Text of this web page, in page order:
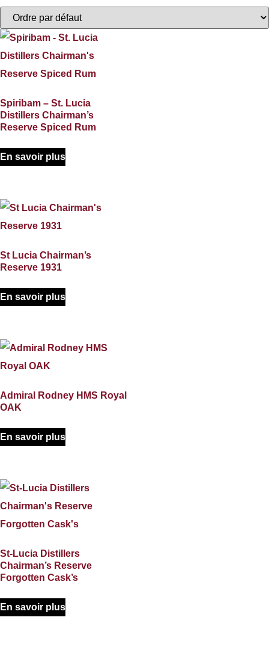
Spiribam – St. Lucia
Distillers Chairman’s
Reserve Spiced Rum
En savoir plus
St Lucia Chairman’s
Reserve 1931
En savoir plus
Admiral Rodney HMS Royal
OAK
En savoir plus
St-Lucia Distillers
Chairman’s Reserve
Forgotten Cask’s
En savoir plus